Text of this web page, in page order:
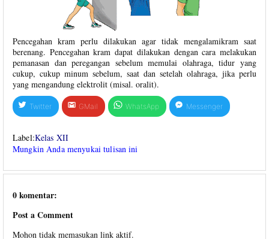
Pencegahan kram perlu dilakukan agar tidak mengalamikram saat
berenang. Pencegahan kram dapat dilakukan dengan cara melakukan
pemanasan dan peregangan sebelum memulai olahraga, tidur yang
cukup, cukup minum sebelum, saat dan setelah olahraga, jika perlu
yang mengandung elektrolit (misal. oralit).
Twitter GMail WhatsApp Messenger
Label:Kelas XII
Mungkin Anda menyukai tulisan ini
0 komentar:
Post a Comment
Mohon tidak memasukan link aktif.